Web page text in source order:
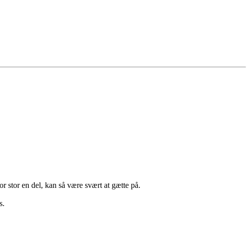
stor en del, kan så være svært at gætte på.